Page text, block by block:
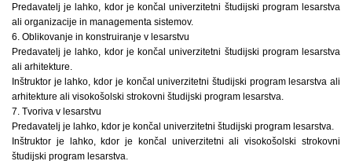
Predavatelj je lahko, kdor je končal univerzitetni študijski program lesarstva
ali organizacije in managementa sistemov.
6. Oblikovanje in konstruiranje v lesarstvu
Predavatelj je lahko, kdor je končal univerzitetni študijski program lesarstva
ali arhitekture.
Inštruktor je lahko, kdor je končal univerzitetni študijski program lesarstva ali
arhitekture ali visokošolski strokovni študijski program lesarstva.
7. Tvoriva v lesarstvu
Predavatelj je lahko, kdor je končal univerzitetni študijski program lesarstva.
Inštruktor je lahko, kdor je končal univerzitetni ali visokošolski strokovni
študijski program lesarstva.